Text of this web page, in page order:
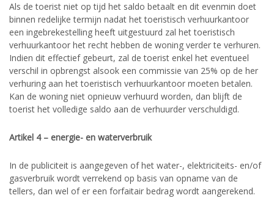
Als de toerist niet op tijd het saldo betaalt en dit evenmin doet
binnen redelijke termijn nadat het toeristisch verhuurkantoor
een ingebrekestelling heeft uitgestuurd zal het toeristisch
verhuurkantoor het recht hebben de woning verder te verhuren.
Indien dit effectief gebeurt, zal de toerist enkel het eventueel
verschil in opbrengst alsook een commissie van 25% op de her
verhuring aan het toeristisch verhuurkantoor moeten betalen.
Kan de woning niet opnieuw verhuurd worden, dan blijft de
toerist het volledige saldo aan de verhuurder verschuldigd.
Artikel 4 – energie- en waterverbruik
In de publiciteit is aangegeven of het water-, elektriciteits- en/of
gasverbruik wordt verrekend op basis van opname van de
tellers, dan wel of er een forfaitair bedrag wordt aangerekend.